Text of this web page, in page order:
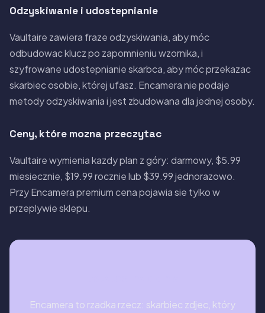
Odzyskiwanie i udostepnianie
Vaultaire zawiera fraze odzyskiwania, aby móc
odbudowac klucz po zapomnieniu wzornika, i
szyfrowane udostepnianie skarbca, aby móc przekazac
skarbiec osobie, której ufasz. Encamera nie podaje
metody odzyskiwania i jest zbudowana dla jednej osoby.
Ceny, które mozna przeczytac
Vaultaire wymienia kazdy plan z góry: darmowy, $5.99
miesiecznie, $19.99 rocznie lub $39.99 jednorazowo.
Przy Encamera premium cena pojawia sie tylko w
przeplywie sklepu.
Encamera to rzadka rzecz: skarbiec zdjec, który